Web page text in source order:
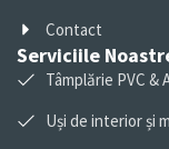
Contact
Serviciile
Tâmplărie PVC &
Uși de interior și